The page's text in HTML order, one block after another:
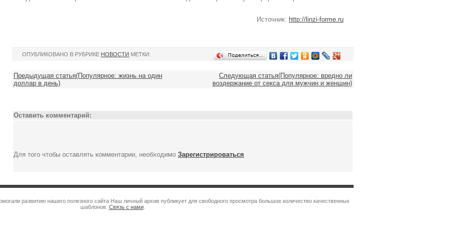
Источник: http://linzi-forme.ru
ОПУБЛИКОВАНО В РУБРИКЕ НОВОСТИ МЕТКИ:
Предыдущая статья(Популярное: жизнь на один
доллар в день)
Следующая статья(Популярное: вредно ли
воздержание от секса для мужчин и женщин)
Оставить комментарий:
Для того чтобы оставлять комментарии, необходимо Зарегистрироваться
развитию нашего полезного сайта Наш личный архив публикует для свободного просмотра большое количество качественных
шаблонов. Связь с нами.